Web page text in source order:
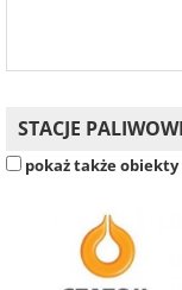
STACJE
pokaż także